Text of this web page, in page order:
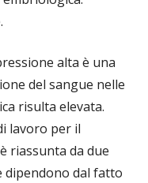
alta è una
del sangue nelle
risulta elevata.
lavoro per il
riassunta da due
dipendono dal fatto